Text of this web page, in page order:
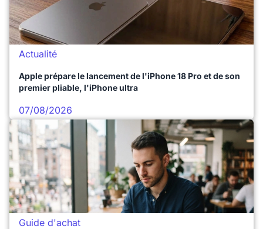
Actualité
Apple prépare le lancement de l'iPhone 18 Pro et de son
premier pliable, l'iPhone ultra
07/08/2026
Guide d'achat